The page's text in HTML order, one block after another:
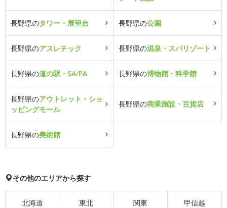
長野県のタワー・展望台 長野県の公園
長野県のアスレチック 長野県の温泉・スパリゾート
長野県の道の駅・SA/PA 長野県の博物館・科学館
長野県のアウトレット・ショ
ッピングモール
長野県の商業施設・百貨店
長野県の美術館
その他のエリアから探す
北海道 東北 関東 甲信越